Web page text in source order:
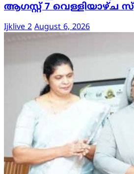
ആഗസ്റ്റ് 7 വെള്ളിയാഴ്ച
Ijklive 2 August 6, 2026